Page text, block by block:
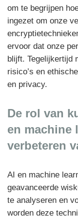
om te begrijpen
ingezet om onze
ervoor dat onze
blijft. Tegelijkertijd
risico’s en
en privacy.
De rol van
en machine
verbeteren
AI en machine
geavanceerde
te analyseren en
worden deze